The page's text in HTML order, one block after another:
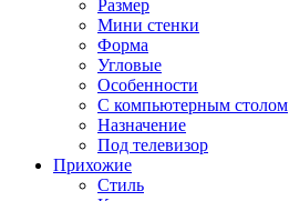
Размер
Мини стенки
Форма
Угловые
Особенности
С компьютерным столом
Назначение
Под телевизор
Прихожие
Стиль